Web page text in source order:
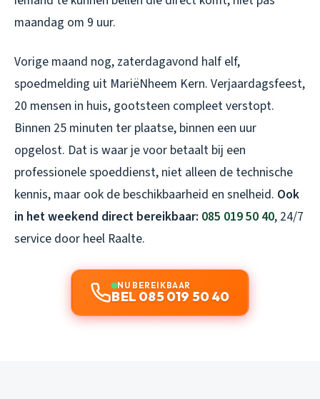
maandag om 9 uur.
Vorige maand nog, zaterdagavond half elf,
spoedmelding uit MariëNheem Kern. Verjaardagsfeest,
20 mensen in huis, gootsteen compleet verstopt.
Binnen 25 minuten ter plaatse, binnen een uur
opgelost. Dat is waar je voor betaalt bij een
professionele spoeddienst, niet alleen de technische
kennis, maar ook de beschikbaarheid en snelheid. Ook
in het weekend direct bereikbaar: 085 019 50 40, 24/7
service door heel Raalte.
NU BEREIKBAAR
BEL 085 019 50 40